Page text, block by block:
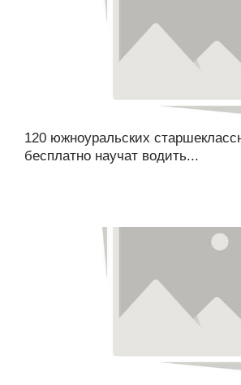
120 южноуральских
бесплатно научат водить...